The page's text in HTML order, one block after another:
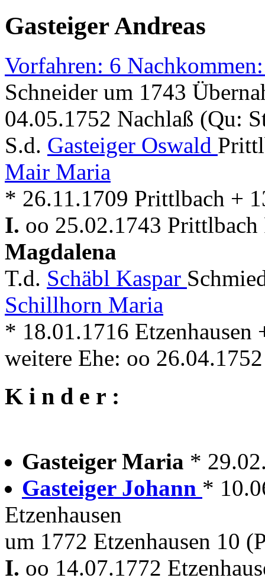
Gasteiger Andreas
Vorfahren: 6
Schneider um 1743
04.05.1752 Nachlaß (Qu:
S.d. Gasteiger Oswald
Mair Maria
* 26.11.1709 Prittlbach +
I. oo 25.02.1743 Prittlbach
Magdalena
T.d. Schäbl Kaspar
Schillhorn Maria
* 18.01.1716
weitere Ehe: oo
K i n d e r :
Gasteiger Maria *
Gasteiger Johann *
Etzenhausen
um 1772 Etzenhausen 10
I. oo 14.07.1772